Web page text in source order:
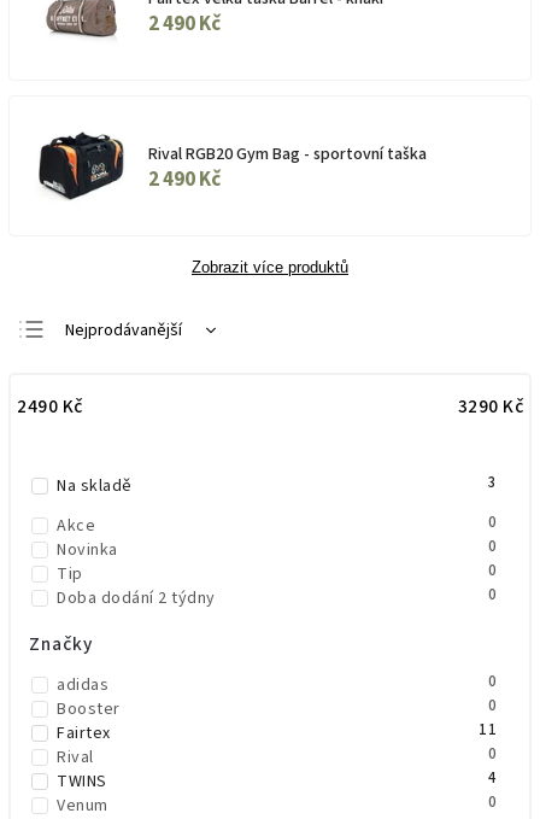
2 490 Kč
Rival RGB20 Gym Bag - sportovní taška
2 490 Kč
Zobrazit více produktů
Nejlevnější
Nejprodávanější
Abecedně
2490 Kč 3290 Kč
Na skladě 3
Akce 0
Novinka 0
Tip 0
Doba dodání 2 týdny 0
Značky
adidas 0
Booster 0
Fairtex 11
Rival 0
TWINS 4
Venum 0